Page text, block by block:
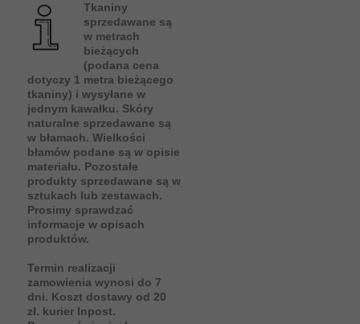
Tkaniny
sprzedawane są
w metrach
bieżących
(podana cena
dotyczy 1 metra bieżącego
tkaniny) i wysyłane w
jednym kawałku. Skóry
naturalne sprzedawane są
w błamach. Wielkości
błamów podane są w opisie
materiału. Pozostałe
produkty sprzedawane są w
sztukach lub zestawach.
Prosimy sprawdzać
informacje w opisach
produktów.
Termin realizacji
zamowienia wynosi do 7
dni. Koszt dostawy od 20
zł. kurier Inpost.